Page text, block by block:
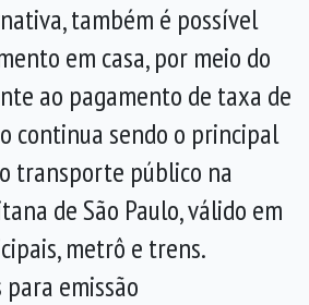
também é possível
em casa, por meio do
ao pagamento de taxa de
continua sendo o principal
transporte público na
de São Paulo, válido em
metrô e trens.
emissão